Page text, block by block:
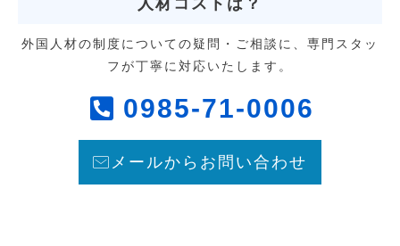
人材コストは？
外国人材の制度についての疑問・ご相談に、専門スタッ
フが丁寧に対応いたします。
0985-71-0006
メールからお問い合わせ